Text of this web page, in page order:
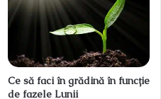
Ce să faci în grădină în funcție
de fazele Lunii